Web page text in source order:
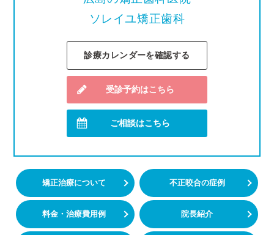
ソレイユ矯正歯科
診療カレンダーを確認する
受診予約はこちら
ご相談はこちら
矯正治療について 不正咬合の症例
料金・治療費用例 院長紹介